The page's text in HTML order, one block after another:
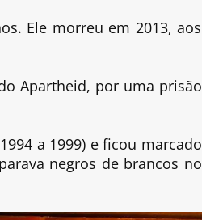
Ele morreu em 2013, aos
Apartheid, por uma prisão
a 1999) e ficou marcado
negros de brancos no